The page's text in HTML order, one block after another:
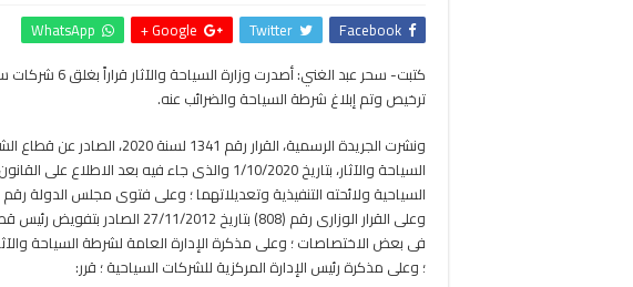
6
سياحة
والجريدة
الرسمية
القرار
مغلقة
Facebook
Twitter
Google +
WhatsApp
كتبت- سحر عبد
ترخيص وتم إبلاغ شرطة السياحة والضرائب عنه.
ونشرت الجريدة الرسمية، القرار
وعلى القرار الوزارى رقم (808) بتاريخ
فى بعض الاختصاصات ؛ وعلى مذكرة الإدارة العامة لشرطة السياحة
؛ وعلى مذكرة رئيس الإدارة المركزية للشركات السياحية ؛ قرر: